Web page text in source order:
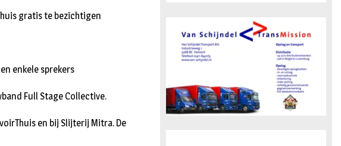
gratis te bezichtigen
enkele sprekers
Full Stage Collective.
en bij Slijterij Mitra. De